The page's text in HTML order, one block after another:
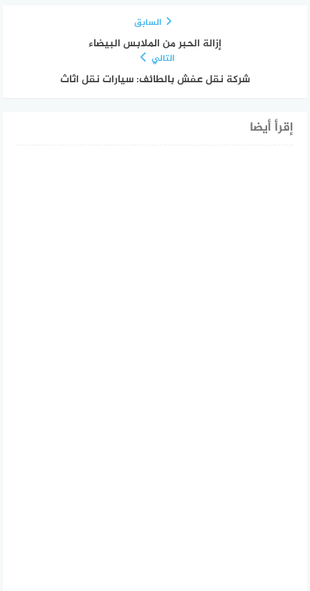
السابق
إزالة الحبر من الملابس البيضاء
التالي
شركة نقل عفش بالطائف: سيارات نقل اثاث
إقرأ أيضا